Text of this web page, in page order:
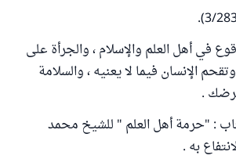
في أهل العلم والإسلام ، والجرأة على
الإنسان فيما لا يعنيه ، والسلامة
.
: "حرمة أهل العلم " للشيخ محمد
به .